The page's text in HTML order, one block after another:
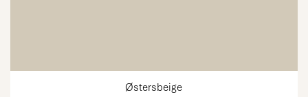
Østersbeige